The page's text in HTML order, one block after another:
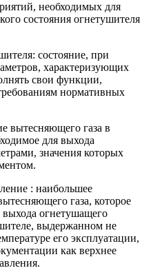
необходимых для
состояния огнетушителя
состояние, при
характеризующих
свои функции,
нормативных
вытесняющего газа в
для выхода
значения которых
: наибольшее
газа, которое
выхода огнетушащего
выдержанном не
его эксплуатации,
как верхнее